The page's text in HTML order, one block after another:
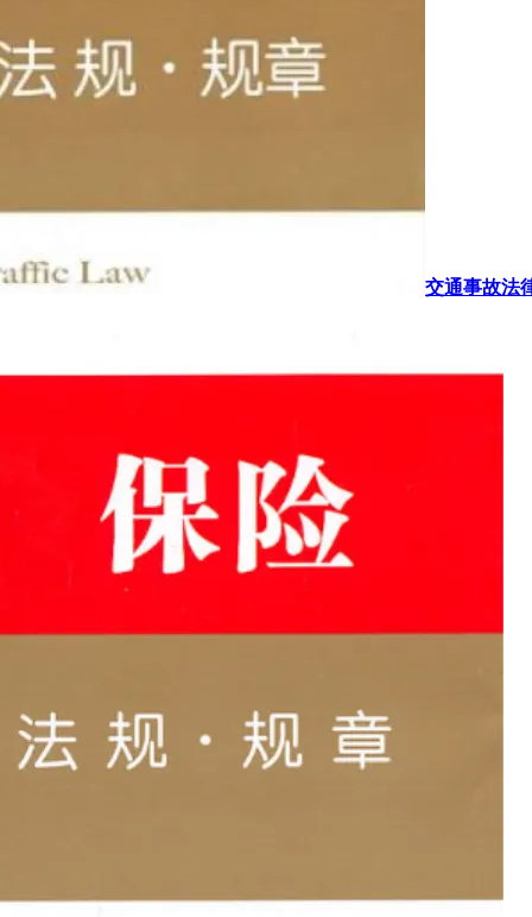
交通事故法